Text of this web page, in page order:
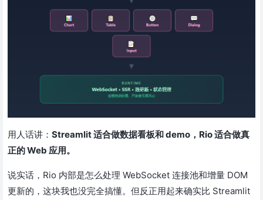
用人话讲： Streamlit 适合做数据看板和 demo，Rio 适合做真
正的 Web 应用。
说实话，Rio 内部是怎么处理 WebSocket 连接池和增量 DOM
更新的，这块我也没完全搞懂。但反正用起来确实比 Streamlit